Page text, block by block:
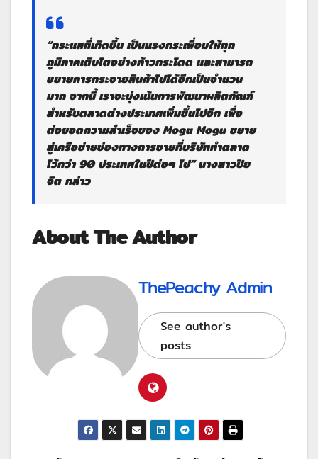
“กระแสที่เกิดขึ้น เป็นแรงกระเพื่อมให้ทุก
ภูมิภาคเติบโตอย่างก้าวกระโดด และสามารถ
ขยายการกระจายสินค้าไปได้อีกเป็นจำนวน
มาก จากนี้ เราจะมุ่งเน้นการพัฒนาผลิตภัณฑ์
สำหรับตลาดต่างประเทศเพิ่มขึ้นไปอีก เพื่อ
ต่อยอดความสำเร็จของ Mogu Mogu ขยาย
สู่เครือข่ายช่องทางการขายที่บริษัททำตลาด
ไว้กว่า 90 ประเทศในปีต่อๆ ไป”นางสาวปิย
จิตกล่าว
About The Author
ThePeachy Admin
See author's
posts